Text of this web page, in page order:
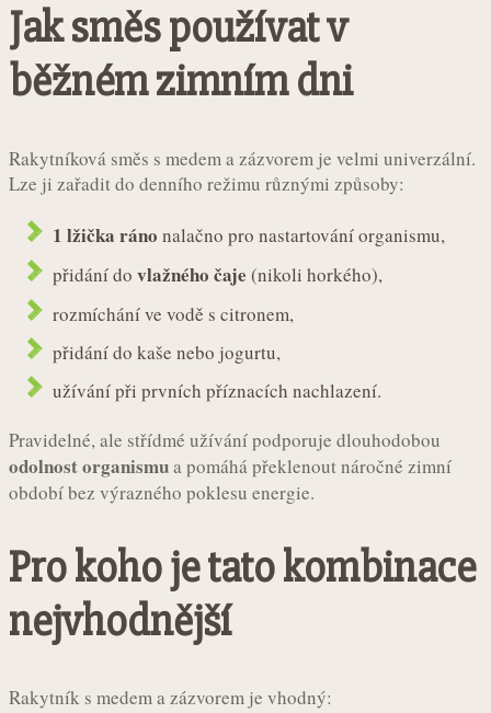
Jak směs používat v
běžném zimním dni
Rakytníková směs s medem a zázvorem je velmi univerzální.
Lze ji zařadit do denního režimu různými způsoby:
1 lžička ráno nalačno pro nastartování organismu,
přidání do vlažného čaje (nikoli horkého),
rozmíchání ve vodě s citronem,
přidání do kaše nebo jogurtu,
užívání při prvních příznacích nachlazení.
Pravidelné, ale střídmé užívání podporuje dlouhodobou
odolnost organismua pomáhá překlenout náročné zimní
období bez výrazného poklesu energie.
Pro koho je tato kombinace
nejvhodnější
Rakytník s medem a zázvorem je vhodný: